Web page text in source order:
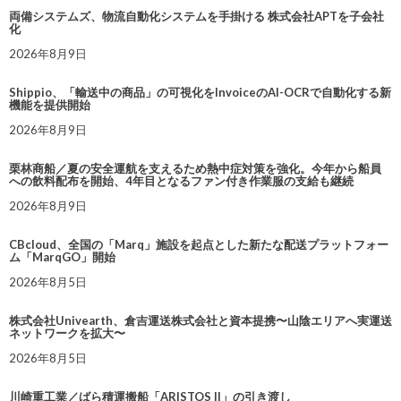
両備システムズ、物流自動化システムを手掛ける 株式会社APTを子会社
化
2026年8月9日
Shippio、「輸送中の商品」の可視化をInvoiceのAI-OCRで自動化する新
機能を提供開始
2026年8月9日
栗林商船／夏の安全運航を支えるため熱中症対策を強化。今年から船員
への飲料配布を開始、4年目となるファン付き作業服の支給も継続
2026年8月9日
CBcloud、全国の「Marq」施設を起点とした新たな配送プラットフォー
ム「MarqGO」開始
2026年8月5日
株式会社Univearth、倉吉運送株式会社と資本提携〜山陰エリアへ実運送
ネットワークを拡大〜
2026年8月5日
川崎重工業／ばら積運搬船「ARISTOS II」の引き渡し